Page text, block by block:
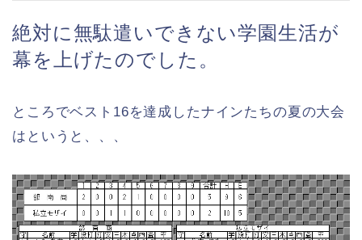
絶対に無駄遣いできない学園生活が
幕を上げたのでした。
ところでベスト16を達成したナインたちの夏の大会
はというと、、、